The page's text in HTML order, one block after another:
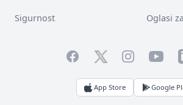
Sigurnost Oglasi
FacebookTwitterInstagramYouTube
App Store Google